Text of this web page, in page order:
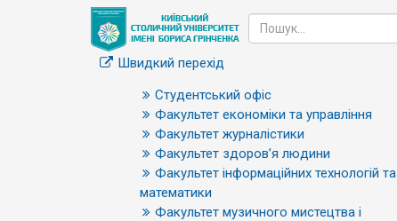
Швидкий перехід
Студентський офіс
Факультет економіки та управління
Факультет журналістики
Факультет здоров’я людини
Факультет інформаційних технологій та
математики
Факультет музичного мистецтва і